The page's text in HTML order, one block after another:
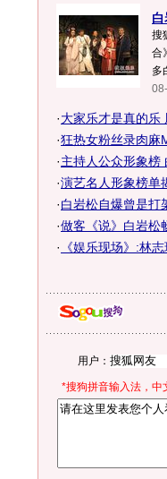
搜
合
多
·大家乐才是真的乐
·狂热女粉丝录肉麻
·主持人公众形象榜
·演艺名人形象榜单
·白岩松自爆曾是打
·做客《说》白岩松
·
《娱乐现场》:林
用户：
*搜狗拼音输入法，中